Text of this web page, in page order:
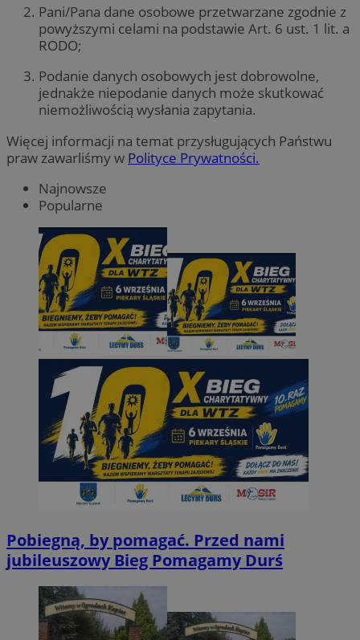
Pani/Pana dane osobowe przetwarzane zgodnie z
powyższymi celami na podstawie Art. 6 ust. 1 lit. a
RODO;
Podanie danych osobowych jest dobrowolne,
jednakże niepodanie danych może skutkować
niemożliwością wysłania zapytania.
Więcej informacji na temat przysługujących Państwu
praw zawarliśmy w Polityce Prywatności.
Najnowsze
Popularne
Pobiegną, by pomagać. Przed nami
jubileuszowy Bieg Pomagamy Durś